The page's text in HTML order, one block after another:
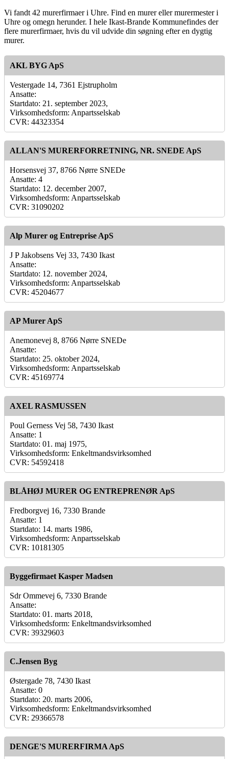
Vi fandt 42 murerfirmaer i Uhre. Find en murer eller murermester i
Uhre og omegn herunder. I hele Ikast-Brande Kommunefindes der
flere murerfirmaer, hvis du vil udvide din søgning efter en dygtig
murer.
AKL BYG ApS
Vestergade 14, 7361 Ejstrupholm
Ansatte:
Startdato: 21. september 2023,
Virksomhedsform: Anpartsselskab
CVR: 44323354
ALLAN'S MURERFORRETNING, NR. SNEDE ApS
Horsensvej 37, 8766 Nørre SNEDe
Ansatte: 4
Startdato: 12. december 2007,
Virksomhedsform: Anpartsselskab
CVR: 31090202
Alp Murer og Entreprise ApS
J P Jakobsens Vej 33, 7430 Ikast
Ansatte:
Startdato: 12. november 2024,
Virksomhedsform: Anpartsselskab
CVR: 45204677
AP Murer ApS
Anemonevej 8, 8766 Nørre SNEDe
Ansatte:
Startdato: 25. oktober 2024,
Virksomhedsform: Anpartsselskab
CVR: 45169774
AXEL RASMUSSEN
Poul Gerness Vej 58, 7430 Ikast
Ansatte: 1
Startdato: 01. maj 1975,
Virksomhedsform: Enkeltmandsvirksomhed
CVR: 54592418
BLÅHØJ MURER OG ENTREPRENØR ApS
Fredborgvej 16, 7330 Brande
Ansatte: 1
Startdato: 14. marts 1986,
Virksomhedsform: Anpartsselskab
CVR: 10181305
Byggefirmaet Kasper Madsen
Sdr Ommevej 6, 7330 Brande
Ansatte:
Startdato: 01. marts 2018,
Virksomhedsform: Enkeltmandsvirksomhed
CVR: 39329603
C.Jensen Byg
Østergade 78, 7430 Ikast
Ansatte: 0
Startdato: 20. marts 2006,
Virksomhedsform: Enkeltmandsvirksomhed
CVR: 29366578
DENGE'S MURERFIRMA ApS